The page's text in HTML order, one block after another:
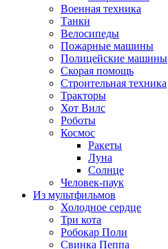
Военная техника
Танки
Велосипеды
Пожарные машины
Полицейские машины
Скорая помощь
Строительная техника
Тракторы
Хот Вилс
Роботы
Космос
Ракеты
Луна
Солнце
Человек-паук
Из мультфильмов
Холодное сердце
Три кота
Робокар Поли
Свинка Пеппа